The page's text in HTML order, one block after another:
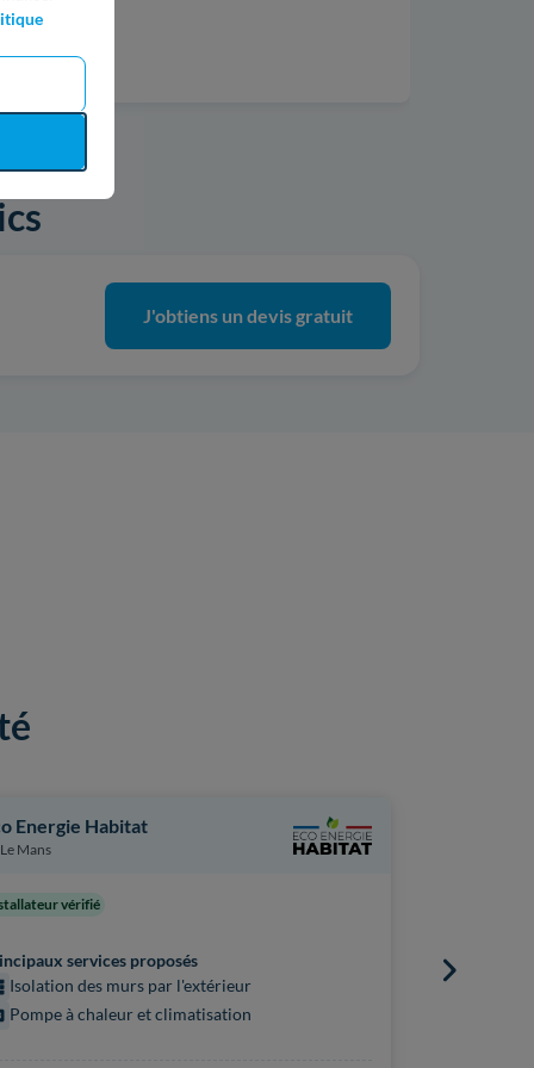
!!
J'obtiens un devis gratuit
Energie Habitat
Le Mans
vérifié
services proposés
Isolation des murs par l'extérieur
Pompe à chaleur et climatisation